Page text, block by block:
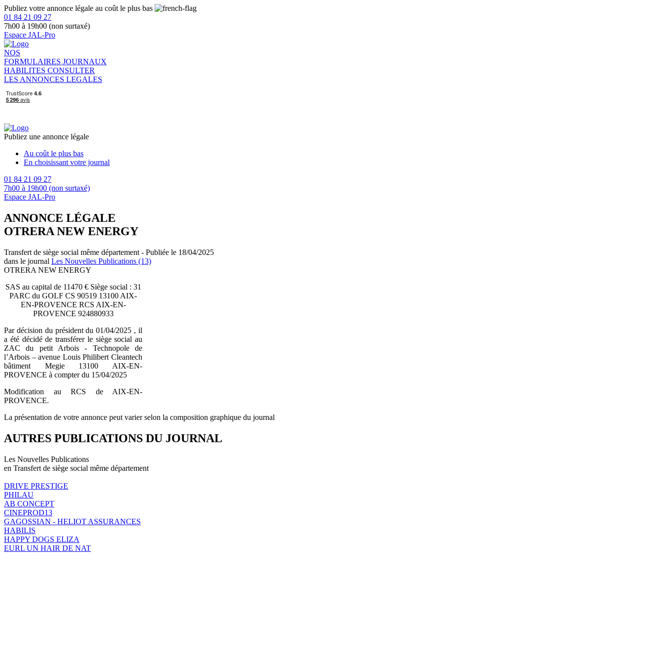
Publiez votre annonce légale au coût le plus bas
01 84 21 09 27
7h00 à 19h00 (non surtaxé)
Espace JAL-Pro
NOS
FORMULAIRES JOURNAUX
HABILITES CONSULTER
LES ANNONCES LEGALES
Publiez une annonce légale
Au coût le plus bas
En choisissant votre journal
01 84 21 09 27
7h00 à 19h00 (non surtaxé)
Espace JAL-Pro
ANNONCE LÉGALE
OTRERA NEW ENERGY
Transfert de siège social même département - Publiée le 18/04/2025
dans le journal Les Nouvelles Publications (13)
OTRERA NEW ENERGY
SAS au capital de 11470 € Siège social : 31
PARC du GOLF CS 90519 13100 AIX-
EN-PROVENCE RCS AIX-EN-
PROVENCE 924880933
Par décision du président du 01/04/2025 , il
a été décidé de transférer le siège social au
ZAC du petit Arbois - Technopole de
l’Arbois – avenue Louis Philibert Cleantech
bâtiment Megie 13100 AIX-EN-
PROVENCE à compter du 15/04/2025
Modification au RCS de AIX-EN-
PROVENCE.
La présentation de votre annonce peut varier selon la composition graphique du journal
AUTRES PUBLICATIONS DU JOURNAL
Les Nouvelles Publications
en Transfert de siège social même département
DRIVE PRESTIGE
PHILAU
AB CONCEPT
CINEPROD13
GAGOSSIAN - HELIOT ASSURANCES
HABILIS
HAPPY DOGS ELIZA
EURL UN HAIR DE NAT